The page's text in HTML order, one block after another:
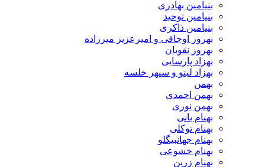
بنیامین بهادری
بنیامین توحید
بنیامین ذاکری
بهروز اوجاقی و امیرعزیز میرزاده
بهروز نقویان
بهزاد پارسایی
بهزاد لیتو و سپهر خلسه
بهمن
بهمن احمدی
بهمن نوری
بهنام بانی
بهنام توکلی
بهنام جهانبیگلو
بهنام خشوعی
بهنام زرین